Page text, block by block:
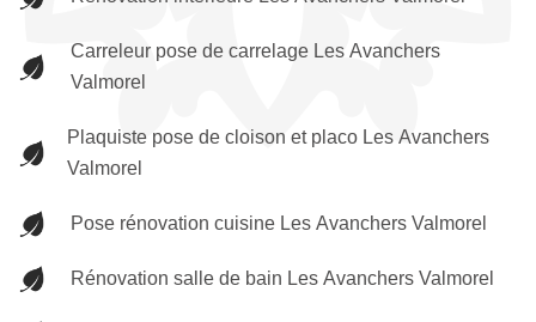
Carreleur pose de carrelage Les Avanchers
Valmorel
Plaquiste pose de cloison et placo Les Avanchers
Valmorel
Pose rénovation cuisine Les Avanchers Valmorel
Rénovation salle de bain Les Avanchers Valmorel